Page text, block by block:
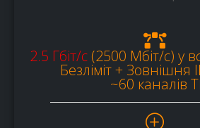
2.5 Гбіт/с(2500 Мбіт/c) у
Безліміт + Зовнішня
~60 каналів